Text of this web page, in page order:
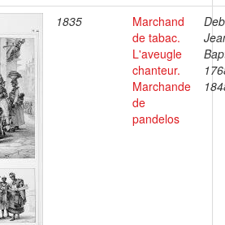
1835
Marchand
de tabac.
L'aveugle
chanteur.
Marchande
de
pandelos